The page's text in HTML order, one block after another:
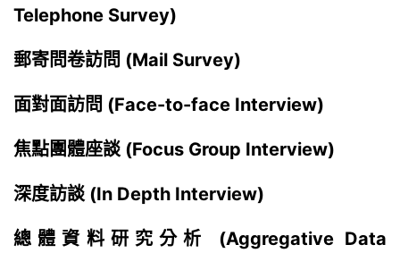
Telephone Survey)
郵寄問卷訪問 (Mail Survey)
面對面訪問 (Face-to-face Interview)
焦點團體座談 (Focus Group Interview)
深度訪談 (In Depth Interview)
總體資料研究分析 (Aggregative Data